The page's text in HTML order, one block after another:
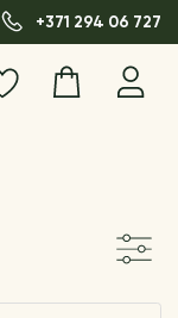
+371 294 06 727